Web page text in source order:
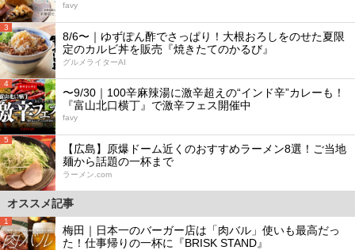
favy
3
8/6〜｜ゆずぽん酢でさっぱり！大根おろしをのせた夏限
定のカルビ丼を販売『焼きたてのかるび』
グルメライターAI
4
〜9/30｜100辛麻辣湯に激辛超えの“インド辛”カレーも！
『富山北口横丁』で激辛フェス開催中
favy
5
【広島】原爆ドーム近くのおすすめラーメン8選！ご当地
麺から話題の一杯まで
ラーメン.com
オススメ記事
1
梅田｜日本一のバーガー店は「肉バル」使いも最高だっ
た！仕事帰りの一杯に『BRISK STAND』